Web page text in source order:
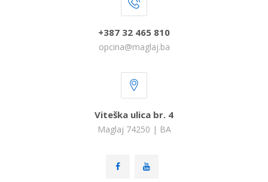
+387 32 465 810
opcina@maglaj.ba
Viteška ulica br. 4
Maglaj 74250 | BA